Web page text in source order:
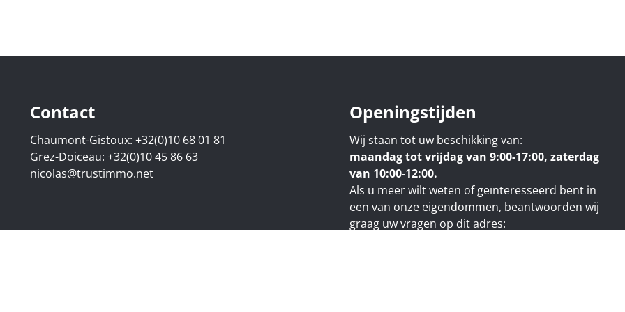
Contact
Chaumont-Gistoux: +32(0)10 68 01 81
Grez-Doiceau: +32(0)10 45 86 63
nicolas@trustimmo.net
Openingstijden
Wij staan tot uw beschikking van:
maandag tot vrijdag van 9:00-17:00, zaterdag
van 10:00-12:00.
Als u meer wilt weten of geïnteresseerd bent in
een van onze eigendommen, beantwoorden wij
graag uw vragen op dit adres: